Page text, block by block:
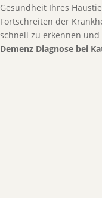
Gesundheit Ihres
Fortschreiten der
schnell zu erkennen
Demenz Diagnose bei